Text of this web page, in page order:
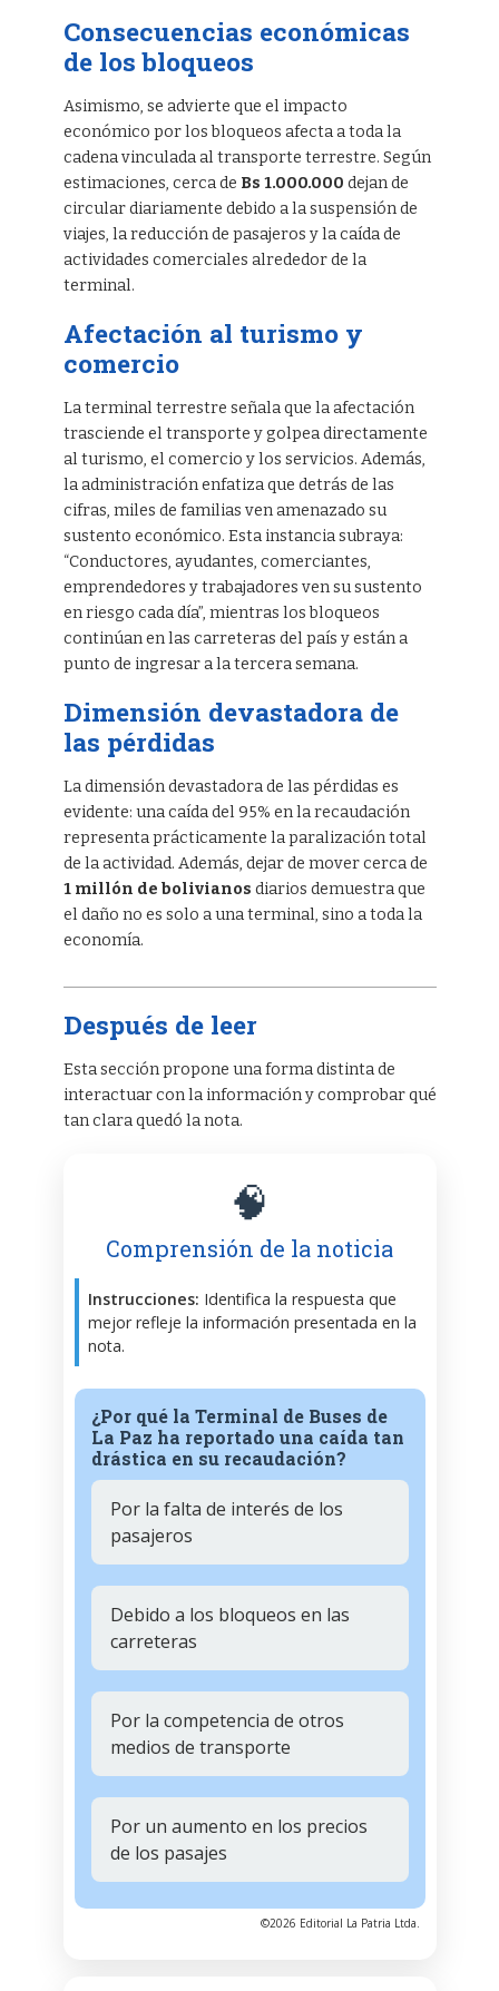
Consecuencias económicas
de los bloqueos
Asimismo, se advierte que el impacto
económico por los bloqueos afecta a toda la
cadena vinculada al transporte terrestre. Según
estimaciones, cerca de Bs 1.000.000 dejan de
circular diariamente debido a la suspensión de
viajes, la reducción de pasajeros y la caída de
actividades comerciales alrededor de la
terminal.
Afectación al turismo y
comercio
La terminal terrestre señala que la afectación
trasciende el transporte y golpea directamente
al turismo, el comercio y los servicios. Además,
la administración enfatiza que detrás de las
cifras, miles de familias ven amenazado su
sustento económico. Esta instancia subraya:
“Conductores, ayudantes, comerciantes,
emprendedores y trabajadores ven su sustento
en riesgo cada día”, mientras los bloqueos
continúan en las carreteras del país y están a
punto de ingresar a la tercera semana.
Dimensión devastadora de
las pérdidas
La dimensión devastadora de las pérdidas es
evidente: una caída del 95% en la recaudación
representa prácticamente la paralización total
de la actividad. Además, dejar de mover cerca de
1 millón de bolivianos diarios demuestra que
el daño no es solo a una terminal, sino a toda la
economía.
Después de leer
Esta sección propone una forma distinta de
interactuar con la información y comprobar qué
tan clara quedó la nota.
🧠
Comprensión de la noticia
Instrucciones: Identifica la respuesta que
mejor refleje la información presentada en la
nota.
¿Por qué la Terminal de Buses de
La Paz ha reportado una caída tan
drástica en su recaudación?
Por la falta de interés de los
pasajeros
Debido a los bloqueos en las
carreteras
Por la competencia de otros
medios de transporte
Por un aumento en los precios
de los pasajes
©2026 Editorial La Patria Ltda.